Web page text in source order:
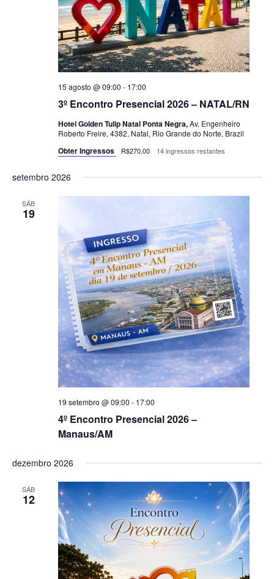
3º Encontro Presencial 2026 – NATAL/RN
15 agosto @ 09:00 - 17:00
Hotel Golden Tulip Natal Ponta Negra,Av. Engenheiro
Roberto Freire, 4382, Natal, Rio Grande do Norte, Brazil
Obter Ingressos R$270,00 14 ingressos restantes
setembro 2026
SÁB
19
4º Encontro Presencial 2026 –
Manaus/AM
19 setembro @ 09:00 - 17:00
dezembro 2026
SÁB
12